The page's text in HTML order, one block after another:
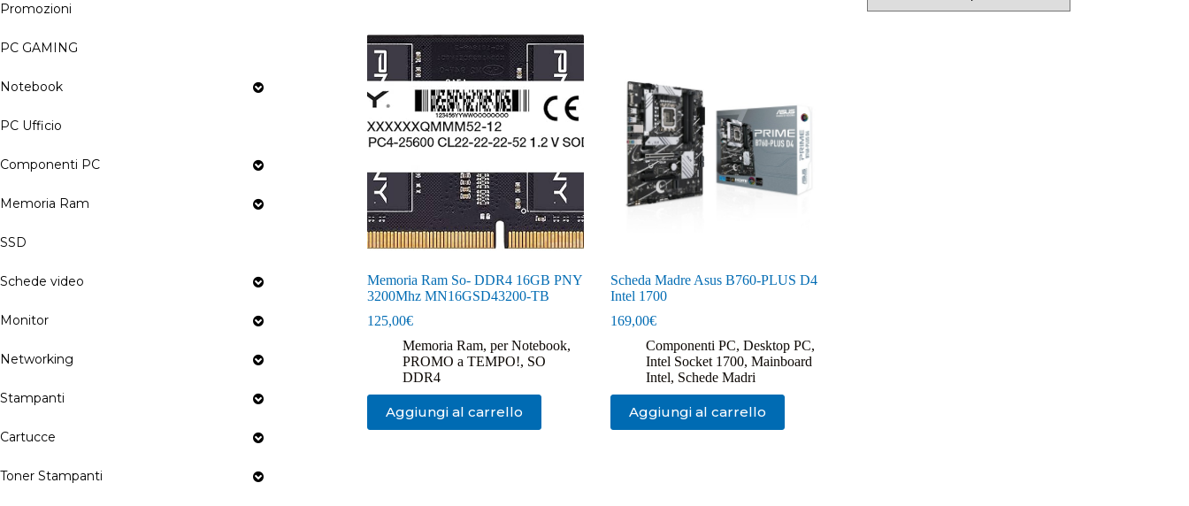
al
più
recente
Memoria Ram So- DDR4 16GB PNY
3200Mhz MN16GSD43200-TB
125,00€
Memoria Ram, per Notebook,
PROMO a TEMPO!, SO
DDR4
Aggiungi al carrello
Scheda Madre Asus B760-PLUS D4
Intel 1700
169,00€
Componenti PC, Desktop PC,
Intel Socket 1700, Mainboard
Intel, Schede Madri
Aggiungi al carrello
Promozioni
–
PC GAMING
Notebook
PC Ufficio
Componenti PC
Memoria Ram
SSD
Schede video
Monitor
Networking
Stampanti
Cartucce
Toner Stampanti